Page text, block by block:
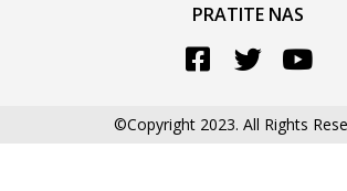
PRATITE NAS
©Copyright 2023. All Rights